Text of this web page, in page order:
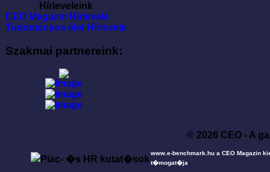
Hírleveleink
CEO Magazin Hírlevele
Tudományos élet Hírlevele
Szakmai partnereink:
© 2026 CEO - A
www.e-benchmark.hu a CEO Magazin
t�mogat�ja.